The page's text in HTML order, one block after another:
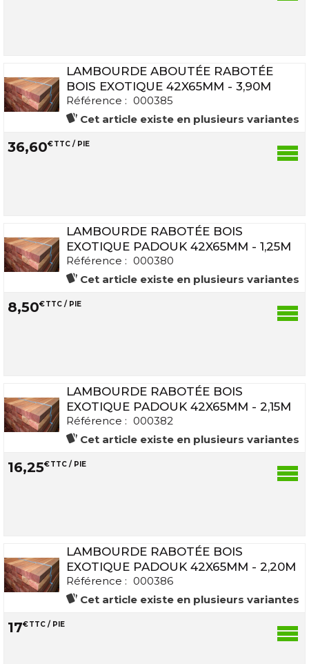
LAMBOURDE ABOUTÉE RABOTÉE
BOIS EXOTIQUE 42X65MM - 3,90M
Référence : 000385
Cet article existe en plusieurs variantes
36,60€TTC / PIE
LAMBOURDE RABOTÉE BOIS
EXOTIQUE PADOUK 42X65MM - 1,25M
Référence : 000380
Cet article existe en plusieurs variantes
8,50€TTC / PIE
LAMBOURDE RABOTÉE BOIS
EXOTIQUE PADOUK 42X65MM - 2,15M
Référence : 000382
Cet article existe en plusieurs variantes
16,25€TTC / PIE
LAMBOURDE RABOTÉE BOIS
EXOTIQUE PADOUK 42X65MM - 2,20M
Référence : 000386
Cet article existe en plusieurs variantes
17€TTC / PIE